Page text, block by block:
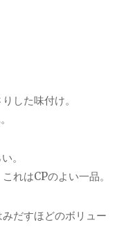
した味付け。
。
れはCPのよい一品。
だすほどのボリュー